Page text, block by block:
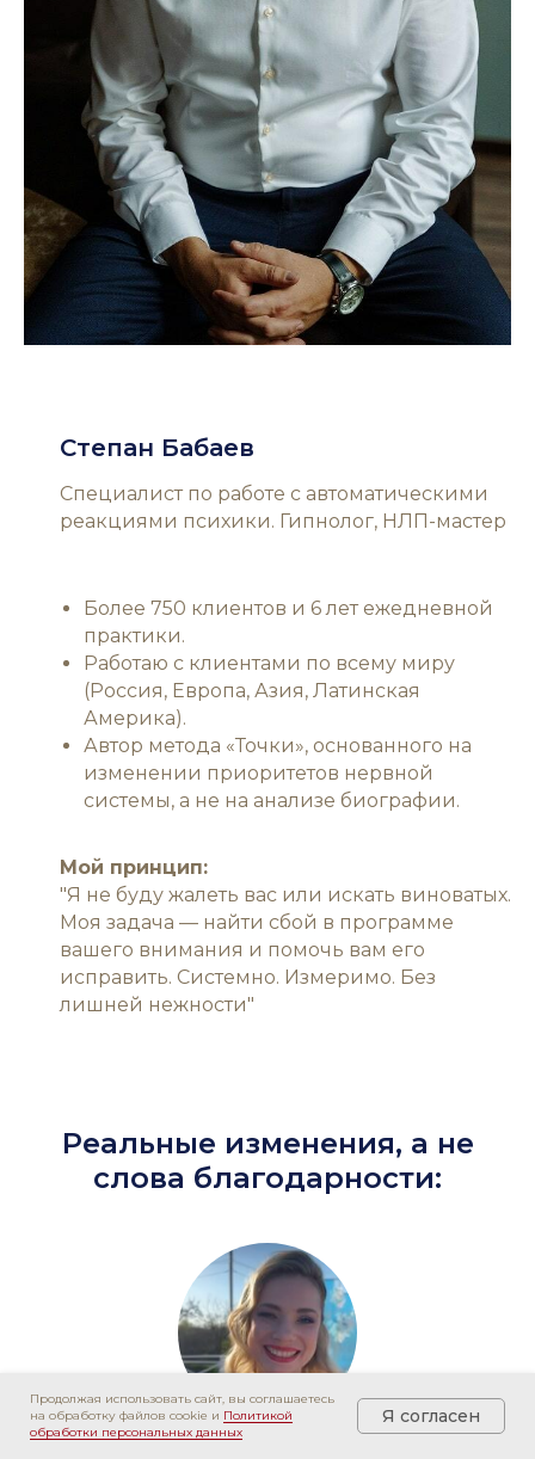
Степан Бабаев
Специалист по работе с автоматическими
реакциями психики. Гипнолог, НЛП-мастер
Более 750 клиентов и 6 лет ежедневной
практики.
Работаю с клиентами по всему миру
(Россия, Европа, Азия, Латинская
Америка).
Автор метода «Точки», основанного на
изменении приоритетов нервной
системы, а не на анализе биографии.
Мой принцип:
"Я не буду жалеть вас или искать виноватых.
Моя задача — найти сбой в программе
вашего внимания и помочь вам его
исправить. Системно. Измеримо. Без
лишней нежности"
Реальные изменения, а не
слова благодарности:
Продолжая использовать сайт, вы соглашаетесь
на обработку файлов cookie и Политикой
обработки персональных данных
Я согласен